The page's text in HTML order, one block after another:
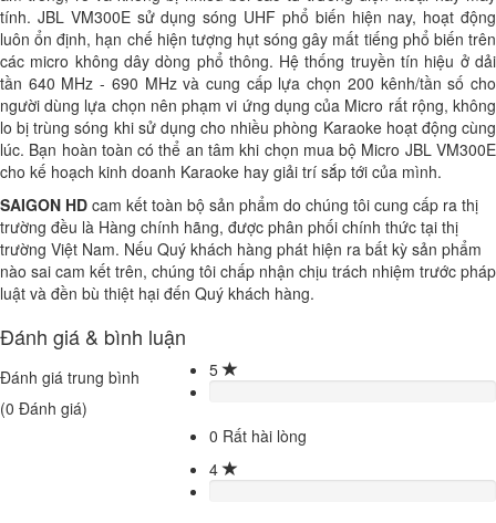
tính. JBL VM300E sử dụng sóng UHF phổ biến hiện nay, hoạt động
luôn ổn định, hạn chế hiện tượng hụt sóng gây mất tiếng phổ biến trên
các micro không dây dòng phổ thông. Hệ thống truyền tín hiệu ở dải
tần 640 MHz - 690 MHz và cung cấp lựa chọn 200 kênh/tần số cho
người dùng lựa chọn nên phạm vi ứng dụng của Micro rất rộng, không
lo bị trùng sóng khi sử dụng cho nhiều phòng Karaoke hoạt động cùng
lúc. Bạn hoàn toàn có thể an tâm khi chọn mua bộ Micro JBL VM300E
cho kế hoạch kinh doanh Karaoke hay giải trí sắp tới của mình.
SAIGON HD cam kết toàn bộ sản phẩm do chúng tôi cung cấp ra thị
trường đều là Hàng chính hãng, được phân phối chính thức tại thị
trường Việt Nam. Nếu Quý khách hàng phát hiện ra bất kỳ sản phẩm
nào sai cam kết trên, chúng tôi chấp nhận chịu trách nhiệm trước pháp
luật và đền bù thiệt hại đến Quý khách hàng.
Đánh giá & bình luận
Đánh giá trung bình
(0 Đánh giá)
5
0 Rất hài lòng
4